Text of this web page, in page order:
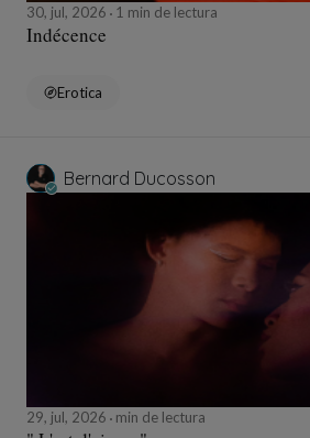
30, jul, 2026 1 min de lectura
Indécence
Erotica
Bernard Ducosson
29, jul, 2026 min de lectura